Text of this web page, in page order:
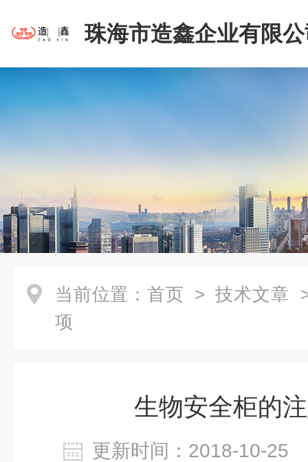
珠海市造鑫企业有限
当前位置： 首页 > 技术文章
项
生物安全柜的
更新时间：2018-10-